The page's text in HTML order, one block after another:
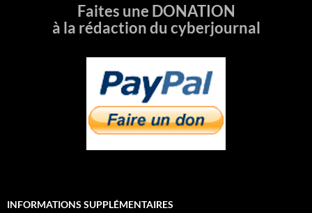
Faites une DONATION
à la rédaction du cyberjournal
INFORMATIONS SUPPLÉMENTAIRES